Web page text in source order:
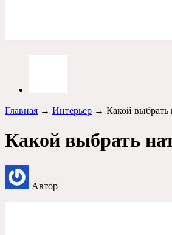
Главная → Интерьер → Какой выбрать
Какой выбрать
Автор